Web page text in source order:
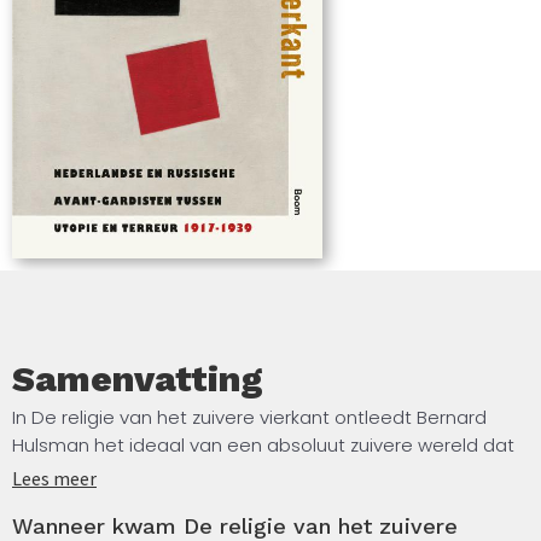
het menselijke verlangen naar zuiverheid en volmaaktheid
leidt tot een onmenselijke wereld.
Samenvatting
In De religie van het zuivere vierkant ontleedt Bernard
Hulsman het ideaal van een absoluut zuivere wereld dat
Nederlandse en Russische avant-gardisten als Piet
van Doesburg met elkaar deelden. Zij zagen het vierkant
Lees meer
Wanneer kwam De religie van het zuivere